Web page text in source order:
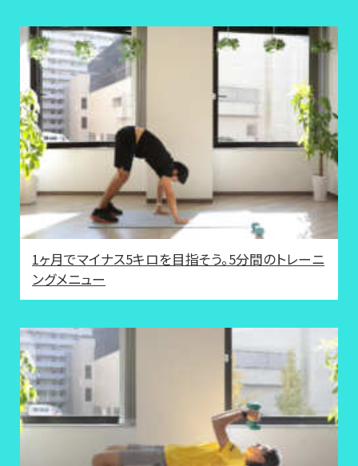
1ヶ月でマイナス5キロを目指そう。5分間のトレーニ
ングメニュー